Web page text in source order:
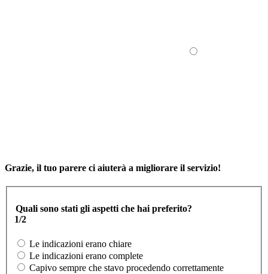
Grazie, il tuo parere ci aiuterà a migliorare il servizio!
Quali sono stati gli aspetti che hai preferito?
1/2
Le indicazioni erano chiare
Le indicazioni erano complete
Capivo sempre che stavo procedendo correttamente